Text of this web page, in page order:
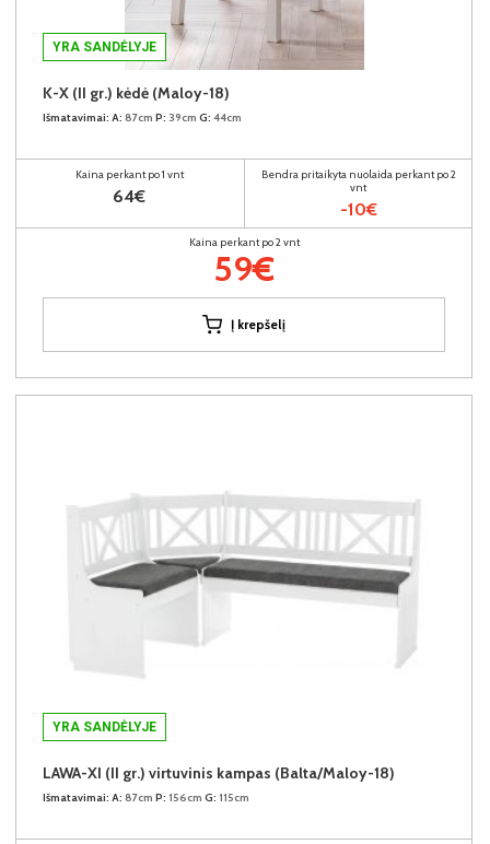
YRA SANDĖLYJE
K-X (II gr.) kėdė (Maloy-18)
Išmatavimai: A: 87cm P: 39cm G: 44cm
Kaina perkant po 1 vnt
64€
Bendra pritaikyta nuolaida perkant po 2
vnt
-10€
Kaina perkant po 2 vnt
59€
Į krepšelį
YRA SANDĖLYJE
LAWA-XI (II gr.) virtuvinis kampas (Balta/Maloy-18)
Išmatavimai: A: 87cm P: 156cm G: 115cm